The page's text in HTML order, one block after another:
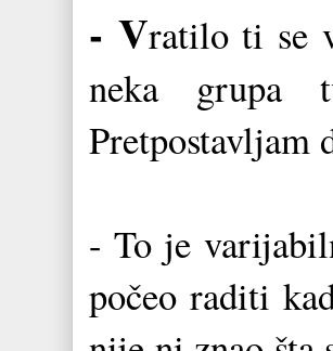
- Vratilo ti se
neka grupa
Pretpostavljam
- To je
počeo raditi